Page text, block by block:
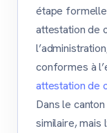
étape
attestation de
conformes à
attestation de
Dans le
similaire, mais